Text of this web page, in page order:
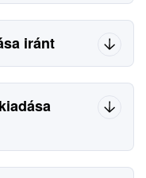
iránt